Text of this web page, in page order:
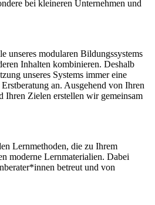
bei kleineren Unternehmen und
unseres modularen Bildungssystems
Inhalten kombinieren. Deshalb
unseres Systems immer eine
an. Ausgehend von Ihren
Ihren Zielen erstellen wir gemeinsam
Lernmethoden, die zu Ihrem
moderne Lernmaterialien. Dabei
betreut und von